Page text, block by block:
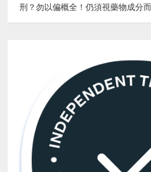
刑？勿以偏概全！仍須視藥物成分